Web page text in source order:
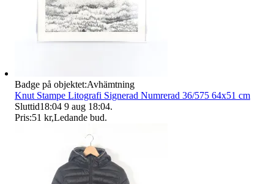
Badge på objektet:Avhämtning
Knut Stampe Litografi Signerad Numrerad 36/575 64x51 cm
Sluttid18:04 9 aug 18:04.
Pris:51 kr,Ledande bud.